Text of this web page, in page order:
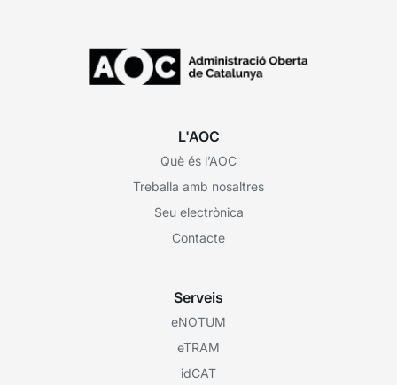
L'AOC
Què és l’AOC
Treballa amb nosaltres
Seu electrònica
Contacte
Serveis
eNOTUM
eTRAM
idCAT